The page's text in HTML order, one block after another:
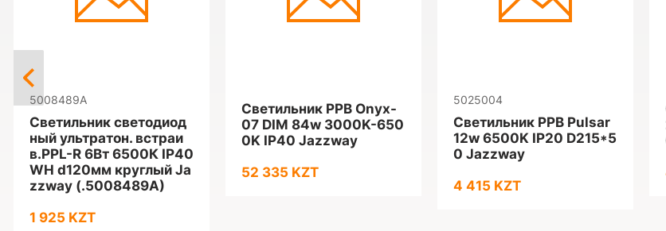
5008489A
Светильник светодиод
ный ультратон. встраи
в.PPL-R 6Вт 6500К IP40
WH d120мм круглый Ja
zzway (.5008489A)
1 925 KZT
Светильник PPB Onyx-
07 DIM 84w 3000K-650
0K IP40 Jazzway
52 335 KZT
5025004
Светильник PPB Pulsar
12w 6500K IP20 D215*5
0 Jazzway
4 415 KZT